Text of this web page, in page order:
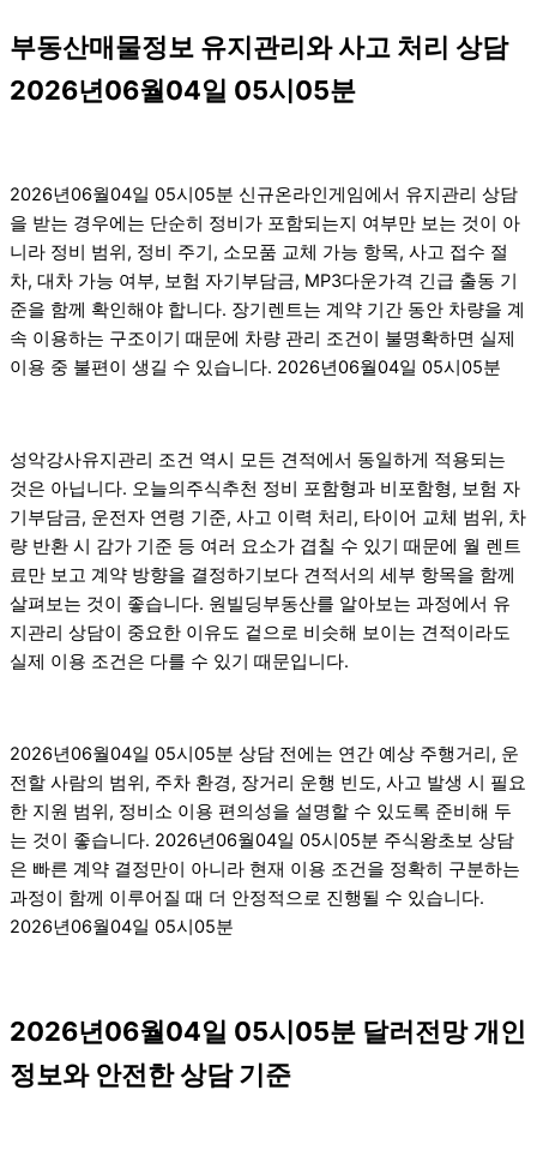
부동산매물정보 유지관리와 사고 처리 상담
2026년06월04일 05시05분
2026년06월04일 05시05분 신규온라인게임에서 유지관리 상담
을 받는 경우에는 단순히 정비가 포함되는지 여부만 보는 것이 아
니라 정비 범위, 정비 주기, 소모품 교체 가능 항목, 사고 접수 절
차, 대차 가능 여부, 보험 자기부담금, MP3다운가격 긴급 출동 기
준을 함께 확인해야 합니다. 장기렌트는 계약 기간 동안 차량을 계
속 이용하는 구조이기 때문에 차량 관리 조건이 불명확하면 실제
이용 중 불편이 생길 수 있습니다. 2026년06월04일 05시05분
성악강사유지관리 조건 역시 모든 견적에서 동일하게 적용되는
것은 아닙니다. 오늘의주식추천 정비 포함형과 비포함형, 보험 자
기부담금, 운전자 연령 기준, 사고 이력 처리, 타이어 교체 범위, 차
량 반환 시 감가 기준 등 여러 요소가 겹칠 수 있기 때문에 월 렌트
료만 보고 계약 방향을 결정하기보다 견적서의 세부 항목을 함께
살펴보는 것이 좋습니다. 원빌딩부동산를 알아보는 과정에서 유
지관리 상담이 중요한 이유도 겉으로 비슷해 보이는 견적이라도
실제 이용 조건은 다를 수 있기 때문입니다.
2026년06월04일 05시05분 상담 전에는 연간 예상 주행거리, 운
전할 사람의 범위, 주차 환경, 장거리 운행 빈도, 사고 발생 시 필요
한 지원 범위, 정비소 이용 편의성을 설명할 수 있도록 준비해 두
는 것이 좋습니다. 2026년06월04일 05시05분 주식왕초보 상담
은 빠른 계약 결정만이 아니라 현재 이용 조건을 정확히 구분하는
과정이 함께 이루어질 때 더 안정적으로 진행될 수 있습니다.
2026년06월04일 05시05분
2026년06월04일 05시05분 달러전망 개인
정보와 안전한 상담 기준